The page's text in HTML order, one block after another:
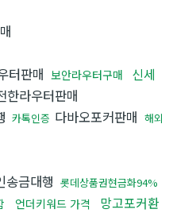
터판매 보안라우터구매
신세
한라우터판매
카톡인증 다바오포커판매 해외
송금대행 롯데상품권현금화94%
언더키워드 가격
망고포커환